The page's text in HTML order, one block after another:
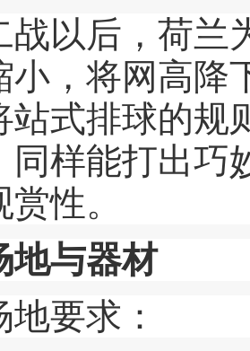
后，荷兰为
小，将网高降
站式排球的规
同样能打出巧
性。
地与器材
要求：